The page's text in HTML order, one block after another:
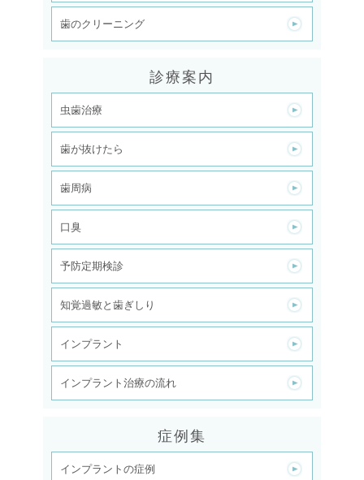
歯のクリーニング
診療案内
虫歯治療
歯が抜けたら
歯周病
口臭
予防定期検診
知覚過敏と歯ぎしり
インプラント
インプラント治療の流れ
症例集
インプラントの症例